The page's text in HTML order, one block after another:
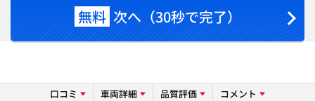
無料 次へ（30秒で完了）
口コミ 車両詳細 品質評価 コメント